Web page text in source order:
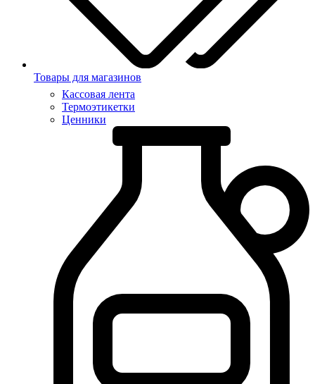
Товары для магазинов
Кассовая лента
Термоэтикетки
Ценники